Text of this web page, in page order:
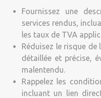
Fournissez une
services rendus,
les taux de TVA
Réduisez le risque
détaillée et précise,
malentendu.
Rappelez les
incluant un lien